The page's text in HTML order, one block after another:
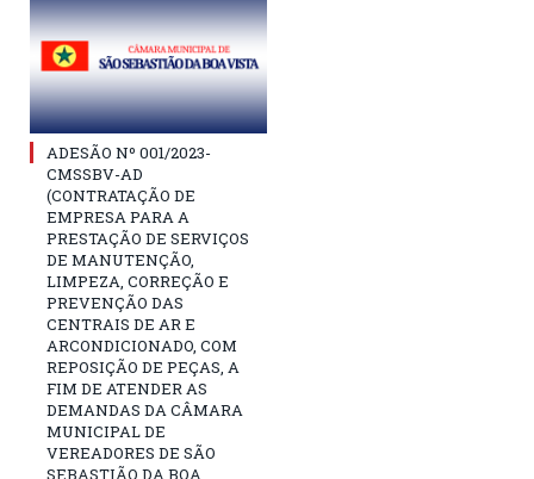
ADESÃO Nº 001/2023-
CMSSBV-AD
(CONTRATAÇÃO DE
EMPRESA PARA A
PRESTAÇÃO DE SERVIÇOS
DE MANUTENÇÃO,
LIMPEZA, CORREÇÃO E
PREVENÇÃO DAS
CENTRAIS DE AR E
ARCONDICIONADO, COM
REPOSIÇÃO DE PEÇAS, A
FIM DE ATENDER AS
DEMANDAS DA CÂMARA
MUNICIPAL DE
VEREADORES DE SÃO